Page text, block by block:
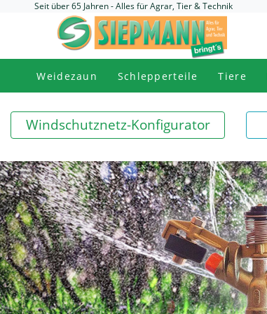
Seit über 65 Jahren - Alles für Agrar, Tier & Technik
Weidezaun Schlepperteile Tiere
Windschutznetz-Konfigurator
Previous